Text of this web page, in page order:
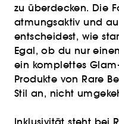
zu überdecken. Die
atmungsaktiv und
entscheidest, wie
Egal, ob du nur
ein komplettes
Produkte von Rare
Stil an, nicht
Inklusivität steht bei